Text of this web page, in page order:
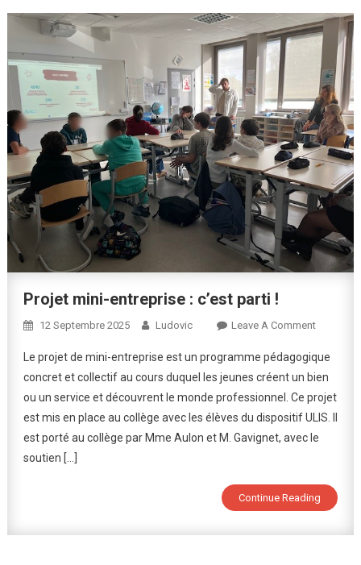
Projet mini-entreprise : c’est parti !
12 Septembre 2025 Ludovic Leave A CommentOn
Mini-
Entreprise
:
C’est
Parti
Le projet de mini-entreprise est un programme pédagogique
concret et collectif au cours duquel les jeunes créent un bien
ou un service et découvrent le monde professionnel. Ce projet
est mis en place au collège avec les élèves du dispositif ULIS. Il
est porté au collège par Mme Aulon et M. Gavignet, avec le
soutien […]
Continue Reading